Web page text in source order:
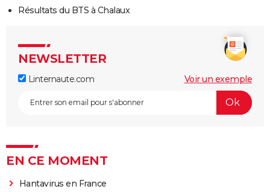
Résultats du BTS à Chalaux
NEWSLETTER
Linternaute.com Voir un exemple
EN CE MOMENT
Hantavirus en France